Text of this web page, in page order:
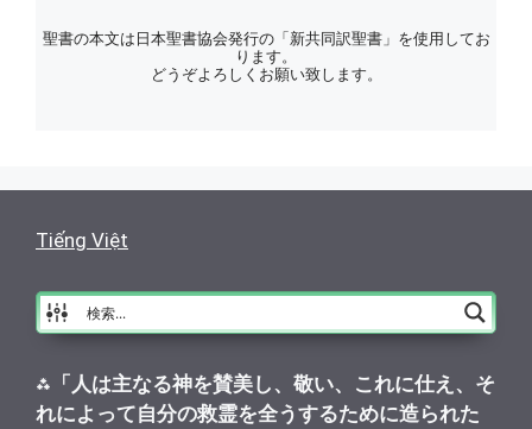
ゴ
聖書の本文は日本聖書協会発行の「新共同訳聖書」を使用してお
ります。
どうぞよろしくお願い致します。
Tiếng Việt
⁂ 「人は主なる神を賛美し、敬い、これに仕え、そ
れによって自分の救霊を全うするために造られた